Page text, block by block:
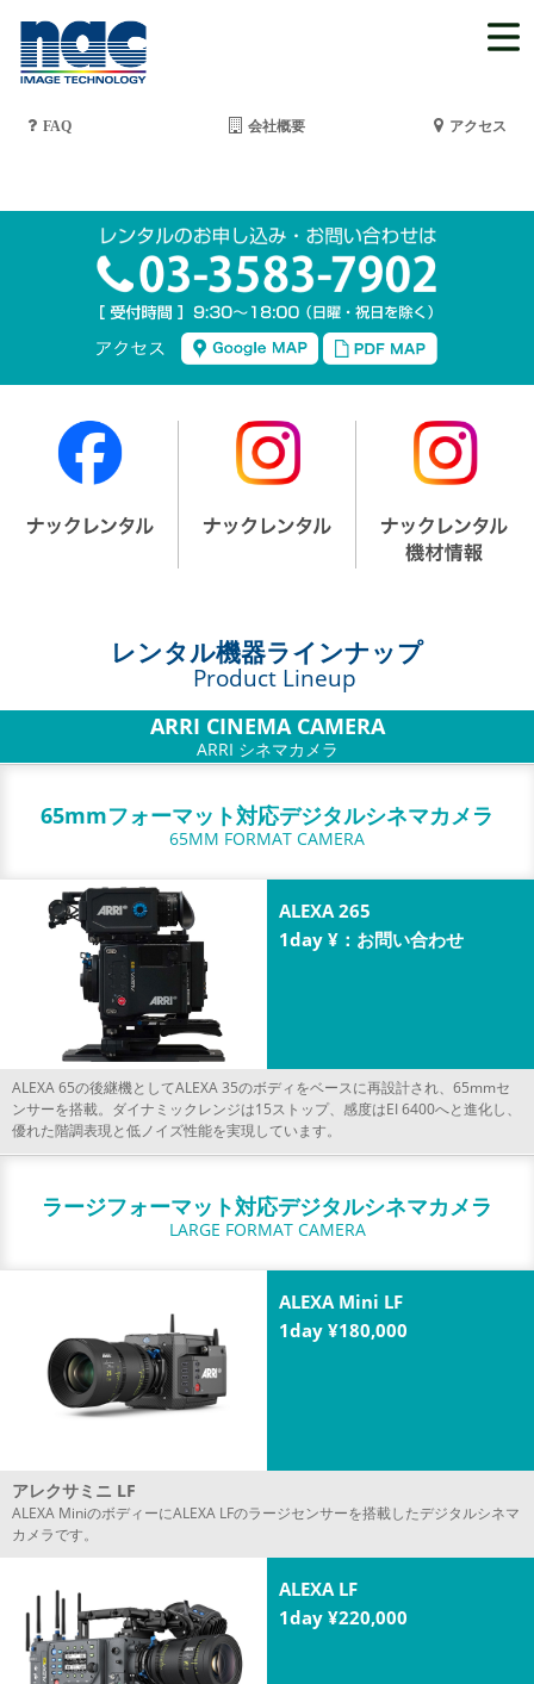
FAQ 会社概要 アクセス
レンタル機器ラインナップ
Product Lineup
ARRI CINEMA CAMERA
ARRI シネマカメラ
65mmフォーマット対応デジタルシネマカメラ
65MM FORMAT CAMERA
ALEXA 265
1day ¥：お問い合わせ
ALEXA 65の後継機としてALEXA 35のボディをベースに再設計され、65mmセ
ンサーを搭載。ダイナミックレンジは15ストップ、感度はEI 6400へと進化し、
優れた階調表現と低ノイズ性能を実現しています。
ラージフォーマット対応デジタルシネマカメラ
LARGE FORMAT CAMERA
ALEXA Mini LF
1day ¥180,000
アレクサミニ LF
ALEXA MiniのボディーにALEXA LFのラージセンサーを搭載したデジタルシネマ
カメラです。
ALEXA LF
1day ¥220,000